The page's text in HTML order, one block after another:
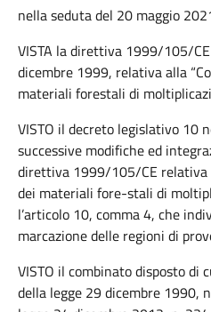
nella seduta del 20 maggio
VISTA la direttiva 1999/105/
dicembre 1999, relativa alla
materiali forestali di
VISTO il decreto legislativo 10
successive modifiche ed
direttiva 1999/105/CE relativa
dei materiali fore-stali di
l’articolo 10, comma 4, che
marcazione delle regioni di
VISTO il combinato disposto di
della legge 29 dicembre 1990,